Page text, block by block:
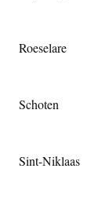
Roeselare
Schoten
Sint-Niklaas